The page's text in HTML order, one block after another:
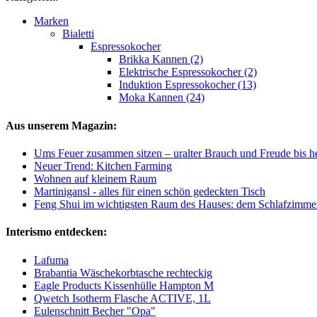
Marken
Bialetti
Espressokocher
Brikka Kannen (2)
Elektrische Espressokocher (2)
Induktion Espressokocher (13)
Moka Kannen (24)
Aus unserem Magazin:
Ums Feuer zusammen sitzen – uralter Brauch und Freude bis
Neuer Trend: Kitchen Farming
Wohnen auf kleinem Raum
Martinigansl - alles für einen schön gedeckten Tisch
Feng Shui im wichtigsten Raum des Hauses: dem
Interismo entdecken:
Lafuma
Brabantia Wäschekorbtasche rechteckig
Eagle Products Kissenhülle Hampton M
Qwetch Isotherm Flasche ACTIVE, 1L
Eulenschnitt Becher "Opa"